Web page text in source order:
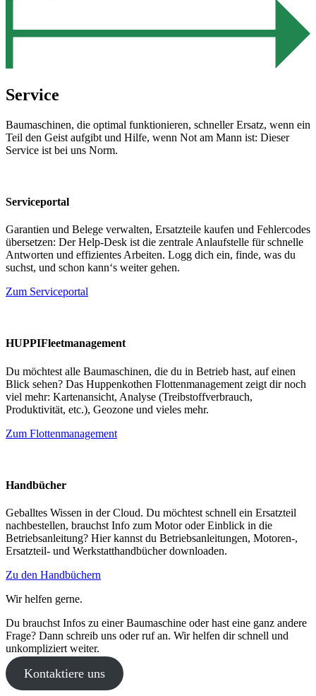
Service
Baumaschinen, die optimal funktionieren, schneller Ersatz, wenn ein
Teil den Geist aufgibt und Hilfe, wenn Not am Mann ist: Dieser
Service ist bei uns Norm.
Serviceportal
Garantien und Belege verwalten, Ersatzteile kaufen und Fehlercodes
übersetzen: Der Help-Desk ist die zentrale Anlaufstelle für schnelle
Antworten und effizientes Arbeiten. Logg dich ein, finde, was du
suchst, und schon kann‘s weiter gehen.
Zum Serviceportal
HUPPIFleetmanagement
Du möchtest alle Baumaschinen, die du in Betrieb hast, auf einen
Blick sehen? Das Huppenkothen Flottenmanagement zeigt dir noch
viel mehr: Kartenansicht, Analyse (Treibstoffverbrauch,
Produktivität, etc.), Geozone und vieles mehr.
Zum Flottenmanagement
Handbücher
Geballtes Wissen in der Cloud. Du möchtest schnell ein Ersatzteil
nachbestellen, brauchst Info zum Motor oder Einblick in die
Betriebsanleitung? Hier kannst du Betriebsanleitungen, Motoren-,
Ersatzteil- und Werkstatthandbücher downloaden.
Zu den Handbüchern
Wir helfen gerne.
Du brauchst Infos zu einer Baumaschine oder hast eine ganz andere
Frage? Dann schreib uns oder ruf an. Wir helfen dir schnell und
unkompliziert weiter.
Kontaktiere uns